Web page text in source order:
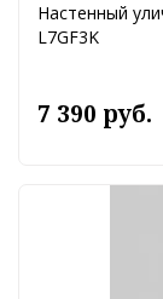
Настенный
L7GF3K
7 390 руб.